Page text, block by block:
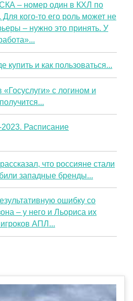
– номер один в КХЛ по
Для кого-то его роль может не
– нужно это принять. У
купить и как пользоваться...
с логином и
Расписание
что россияне стали
западные бренды...
ошибку со
– у него и Льориса их
АПЛ...